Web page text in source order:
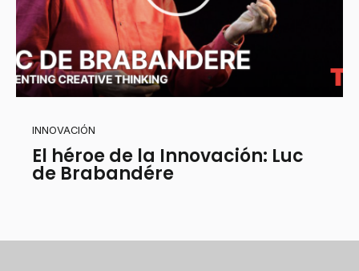
INNOVACIÓN
El héroe de la Innovación: Luc
de Brabandére